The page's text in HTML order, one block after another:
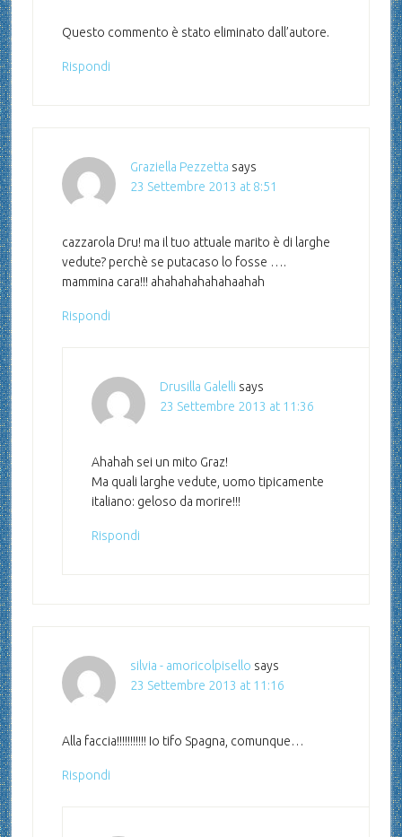
Questo commento è stato eliminato dall’autore.
Rispondi
Graziella Pezzetta says
23 Settembre 2013 at 8:51
cazzarola Dru! ma il tuo attuale marito è di larghe
vedute? perchè se putacaso lo fosse ….
mammina cara!!! ahahahahahahaahah
Rispondi
Drusilla Galelli says
23 Settembre 2013 at 11:36
Ahahah sei un mito Graz!
Ma quali larghe vedute, uomo tipicamente
italiano: geloso da morire!!!
Rispondi
silvia - amoricolpisello says
23 Settembre 2013 at 11:16
Alla faccia!!!!!!!!!!! Io tifo Spagna, comunque…
Rispondi